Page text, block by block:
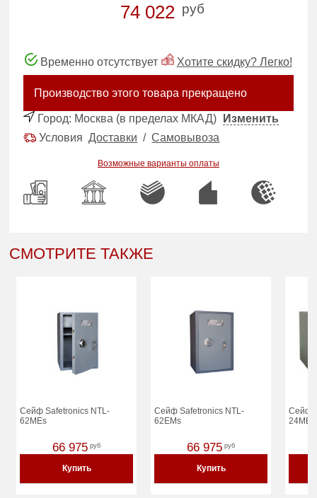
74 022 руб
Временно отсутствует Хотите скидку? Легко!
Производство этого товара прекращено
Город: Москва (в пределах МКАД)
Изменить
УсловияДоставки /Самовывоза
Возможные варианты оплаты
СМОТРИТЕ ТАКЖЕ
Сейф Safetronics NTL-
62MEs
66 975 руб
Купить
Сейф Safetronics NTL-
62EMs
66 975 руб
Купить
Сейф
24ME